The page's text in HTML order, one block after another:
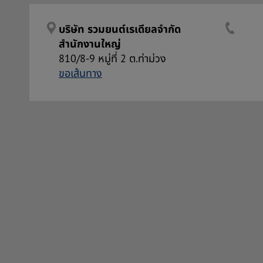
บริษัท รวมยนต์เรเดียลจำกัด
สำนักงานใหญ่
810/8-9 หมู่ที่ 2 ต.ท่าม่วง
ขอเส้นทาง